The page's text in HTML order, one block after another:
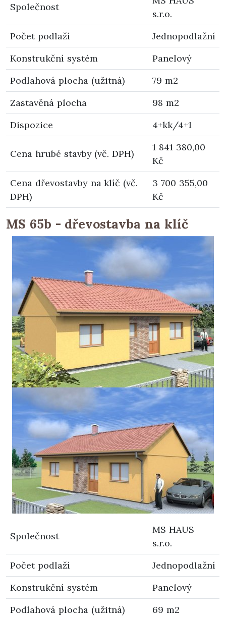
Společnost
s.r.o.
Počet podlaží
Jednopodlažní
Konstrukční systém
Panelový
Podlahová plocha (užitná)
79 m2
Zastavěná plocha
98 m2
Dispozice
4+kk/4+1
Cena hrubé stavby (vč. DPH)
1 841 380,00
Kč
Cena dřevostavby na klíč (vč.
DPH)
3 700 355,00
Kč
MS 65b - dřevostavba na klíč
Společnost
MS HAUS
s.r.o.
Počet podlaží
Jednopodlažní
Konstrukční systém
Panelový
Podlahová plocha (užitná)
69 m2